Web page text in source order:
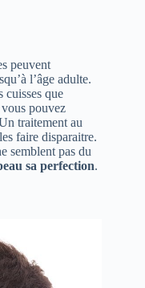
peuvent
l’âge adulte.
cuisses que
vous pouvez
traitement au
faire disparaitre.
semblent pas du
sa perfection.